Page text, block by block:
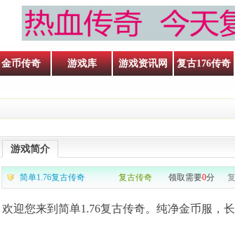
金币传奇 游戏库 游戏资讯网 复古176传奇
游戏简介
简单1.76复古传奇 复古传奇 领取需要0分
欢迎您来到简单1.76复古传奇。纯净金币服，